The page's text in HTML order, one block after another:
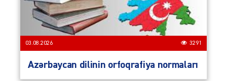
03.08.2026 3291
Azərbaycan dilinin orfoqrafiya normaları